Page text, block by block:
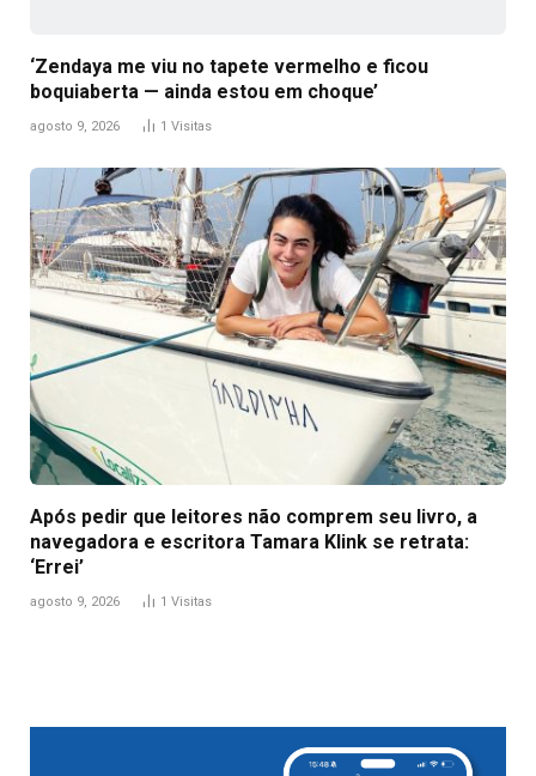
‘Zendaya me viu no tapete vermelho e ficou
boquiaberta — ainda estou em choque’
agosto 9, 2026 1 Visitas
Após pedir que leitores não comprem seu livro, a
navegadora e escritora Tamara Klink se retrata:
‘Errei’
agosto 9, 2026 1 Visitas